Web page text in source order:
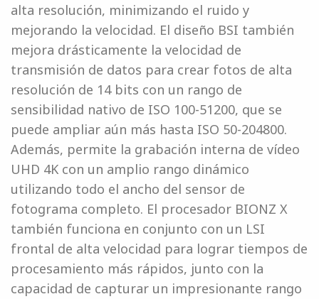
alta resolución, minimizando el ruido y
mejorando la velocidad. El diseño BSI también
mejora drásticamente la velocidad de
transmisión de datos para crear fotos de alta
resolución de 14 bits con un rango de
sensibilidad nativo de ISO 100-51200, que se
puede ampliar aún más hasta ISO 50-204800.
Además, permite la grabación interna de vídeo
UHD 4K con un amplio rango dinámico
utilizando todo el ancho del sensor de
fotograma completo. El procesador BIONZ X
también funciona en conjunto con un LSI
frontal de alta velocidad para lograr tiempos de
procesamiento más rápidos, junto con la
capacidad de capturar un impresionante rango